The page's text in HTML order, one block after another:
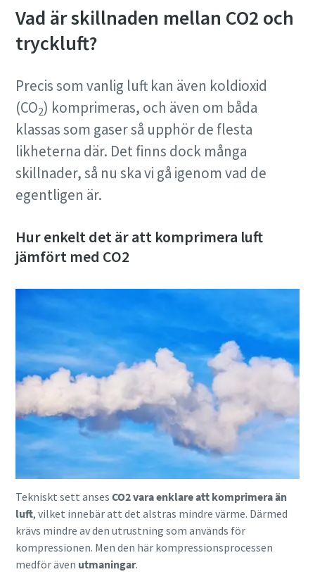
Marknadens mest energieffektiva
Vi erbjuder ett komplett produktprogram inom lågtryck
och vi kan hjälpa kunder att hitta en optimal lösning
oavsett behov och typ av applikation. En blåsmaskin från
Atlas Copco kan sänka energikostnaderna med upp till
40%.
Läs mer >
Vad är skillnaden mellan CO2 och
tryckluft?
Precis som vanlig luft kan även koldioxid
(CO2) komprimeras, och även om båda
klassas som gaser så upphör de flesta
likheterna där. Det finns dock många
skillnader, så nu ska vi gå igenom vad de
egentligen är.
Hur enkelt det är att komprimera luft
jämfört med CO2
Tekniskt sett anses CO2 vara enklare att komprimera än
luft, vilket innebär att det alstras mindre värme. Därmed
krävs mindre av den utrustning som används för
kompressionen. Men den här kompressionsprocessen
medför även utmaningar.